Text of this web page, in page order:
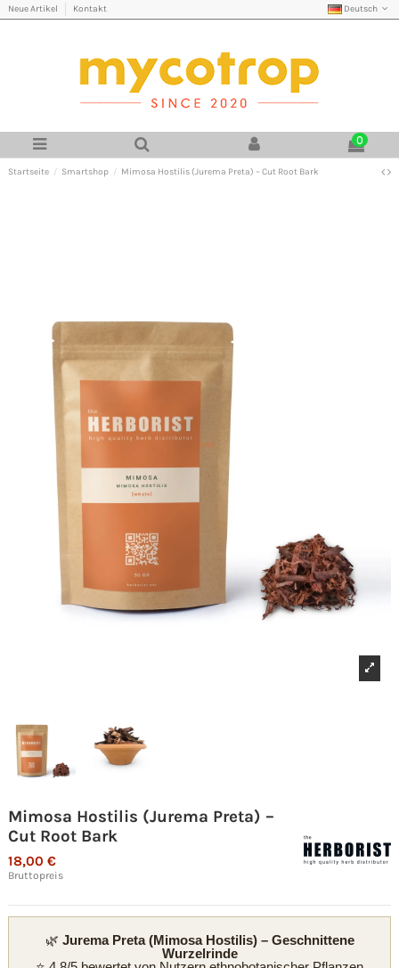
Neue Artikel Kontakt Deutsch
0
Startseite Smartshop Mimosa Hostilis (Jurema Preta) – Cut Root Bark
Mimosa Hostilis (Jurema Preta) –
Cut Root Bark
18,00 €
Bruttopreis
🌿 Jurema Preta (Mimosa Hostilis) – Geschnittene
Wurzelrinde